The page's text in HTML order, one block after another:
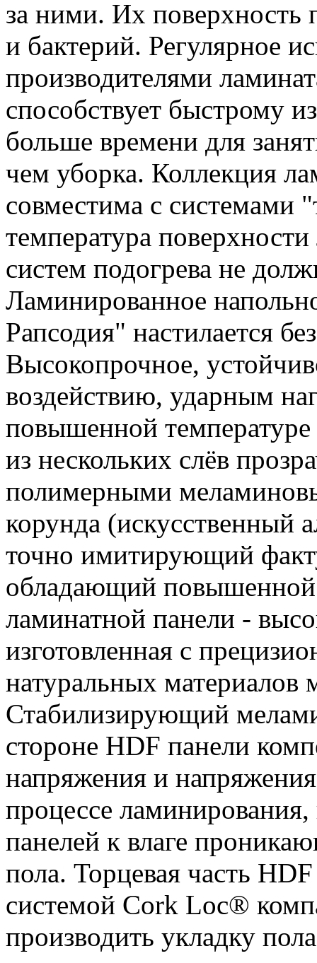
за ними. Их поверхность
и бактерий. Регулярное
производителями
способствует быстрому
больше времени для
чем уборка. Коллекция
совместима с системами
температура
систем подогрева не
Ламинированное
Рапсодия" настилается
Высокопрочное,
воздействию, ударным
повышенной
из нескольких слёв
полимерными
корунда (искусственный
точно имитирующий
обладающий повышенной
ламинатной панели -
изготовленная с
натуральных материалов
Стабилизирующий
стороне HDF панели
напряжения и
процессе
панелей к влаге
пола. Торцевая часть
системой Cork Loc®
производить укладку